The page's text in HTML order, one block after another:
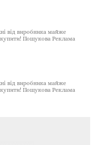
від виробника майже
Пошукова Реклама
від виробника майже
Пошукова Реклама